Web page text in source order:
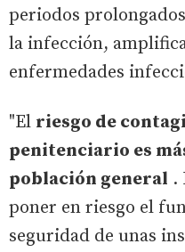
periodos
la infección,
enfermedades
"El riesgo de
penitenciario es
población general .
poner en riesgo el
seguridad de unas